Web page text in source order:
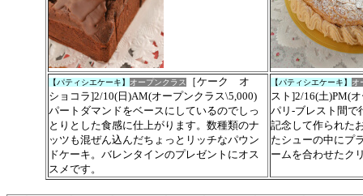
【パティシエケーキ】 オープンクラス
［ケーク オ
ショコラ]2/10(日)AM(オープンクラス\5,000)
パートダマンドをベースにしているのでしっ
とりとした食感に仕上がります。数種類のナ
ッツも混ぜん込んだちょっとリッチなパウン
ドケーキ。バレンタインのプレゼントにオス
スメです。
【パティシエケーキ】 オ
スト]2/16(土)PM(
パリ-ブレスト間で
記念して作られた
たシューの中にプ
ームを合わせたク